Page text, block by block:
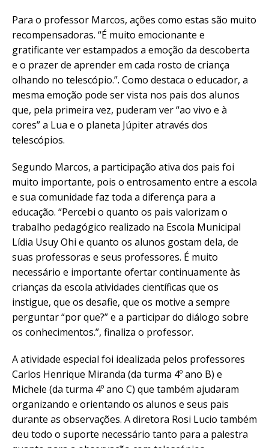
Para o professor Marcos, ações como estas são muito
recompensadoras. “É muito emocionante e
gratificante ver estampados a emoção da descoberta
e o prazer de aprender em cada rosto de criança
olhando no telescópio.”. Como destaca o educador, a
mesma emoção pode ser vista nos pais dos alunos
que, pela primeira vez, puderam ver “ao vivo e à
cores” a Lua e o planeta Júpiter através dos
telescópios.
Segundo Marcos, a participação ativa dos pais foi
muito importante, pois o entrosamento entre a escola
e sua comunidade faz toda a diferença para a
educação. “Percebi o quanto os pais valorizam o
trabalho pedagógico realizado na Escola Municipal
Lídia Usuy Ohi e quanto os alunos gostam dela, de
suas professoras e seus professores. É muito
necessário e importante ofertar continuamente às
crianças da escola atividades científicas que os
instigue, que os desafie, que os motive a sempre
perguntar “por que?” e a participar do diálogo sobre
os conhecimentos.”, finaliza o professor.
A atividade especial foi idealizada pelos professores
Carlos Henrique Miranda (da turma 4º ano B) e
Michele (da turma 4º ano C) que também ajudaram
organizando e orientando os alunos e seus pais
durante as observações. A diretora Rosi Lucio também
deu todo o suporte necessário tanto para a palestra